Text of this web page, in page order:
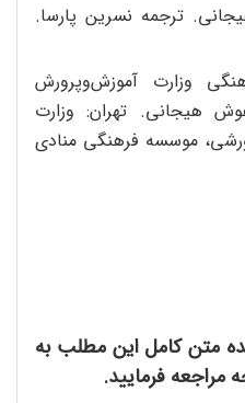
هوش هیجانی. ترجمه نسرین پارسا.
وزارت آموزش‌و‌پرورش
هوش هیجانی. تهران: وزارت
موسسه فرهنگی منادی
متن کامل این مطلب به